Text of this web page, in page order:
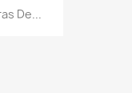
De...